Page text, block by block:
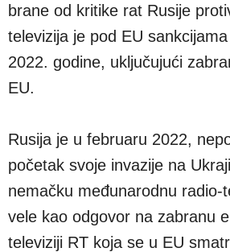
brane od kritike rat Rusije
televizija je pod EU
2022. godine, uključujući
EU.
Rusija je u februaru 2022,
početak svoje invazije na
nemačku međunarodnu radio-
vele kao odgovor na zabranu
televiziji RT koja se u EU